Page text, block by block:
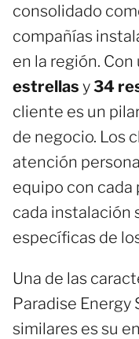
consolidado
compañías
en la región.
estrellas y34
cliente es un
de negocio. Los
atención
equipo con cada
cada instalación
específicas de
Una de las
Paradise
similares es su